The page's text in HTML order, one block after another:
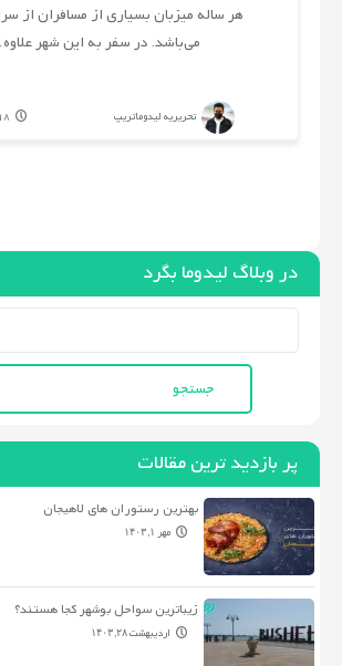
هر ساله میزبان بسیاری از مسافران از
می‌باشد. در سفر به این شهر
تحریریه لیدوماتریپ 18 دی 1400
در وبلاگ لیدوما بگرد
برای:
پر بازدید ترین مقالات
بهترین رستوران های لاهیجان
مهر ۱, ۱۴۰۳
زیباترین سواحل بوشهر کجا هستند؟
اردیبهشت ۲۸, ۱۴۰۳